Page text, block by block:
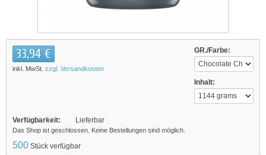
GR./Farbe:
Inhalt:
33,94 €
inkl. MwSt. zzgl. Versandkosten
Verfügbarkeit: Lieferbar
Das Shop ist geschlossen. Keine Bestellungen sind möglich.
500 Stück verfügbar